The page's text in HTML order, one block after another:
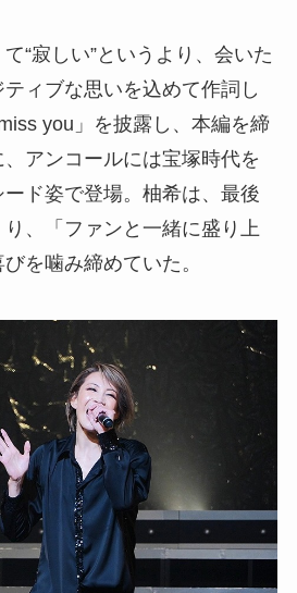
“寂しい”というより、会いた
ィブな思いを込めて作詞し
you」を披露し、本編を締
アンコールには宝塚時代を
ド姿で登場。柚希は、最後
、「ファンと一緒に盛り上
を噛み締めていた。